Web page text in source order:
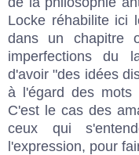
Locke réhabilite ici
dans un chapitre
imperfections du
d'avoir "des idées
à l'égard des mots
C'est le cas des
ceux qui
l'expression, pour